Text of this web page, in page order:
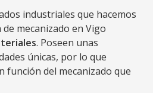
industriales que hacemos
mecanizado en Vigo
. Poseen unas
únicas, por lo que
función del mecanizado que